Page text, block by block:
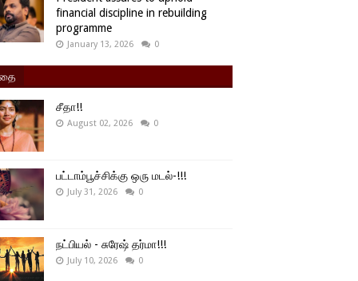
financial discipline in rebuilding
programme
January 13, 2026 0
சீதா!!
August 02, 2026 0
பட்டாம்பூச்சிக்கு ஒரு மடல்-!!!
July 31, 2026 0
நட்பியல் - சுரேஷ் தர்மா!!!
July 10, 2026 0